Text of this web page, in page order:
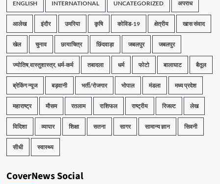
ENGLISH INTERNATIONAL UNCATEGORIZED अपराध
आलेख इंदौर उमरिया कृषि कोविड-19 क्षेत्रीय खास संवाद
खेल चुनाव छायाचित्र छिंदवाड़ा जबलपुर जबलपुर
ज्योतिष,वास्तुशास्त्र, धर्म-कर्म तबादला धर्म फोटो बालाघाट बैतूल
ब्रेकिंग न्यूज बड़वानी भर्ती/रोजगार भोपाल मंडला मध्य प्रदेश
महाराष्ट्र मौसम रतलाम राशिफल राष्ट्रीय रिजल्ट लेख
विदिशा व्यापार शिक्षा सतना सागर सामान्य ज्ञान सिवनी
सीधी स्वास्थ्य
CoverNews Social